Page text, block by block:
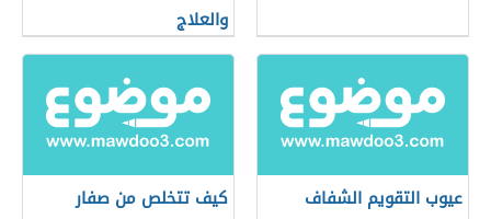
والعلاج
عيوب التقويم الشفاف
كيف تتخلص من صفار